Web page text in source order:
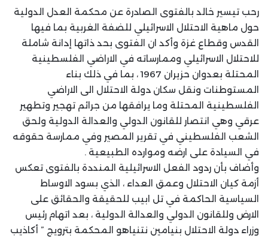
رحب تيسير خالد بالفتوى الصادرة عن محكمة العدل الدولية
حول ماهية الاحتلال الاسرائيلي للضفة الغربية بما فيها
القدس وقطاع غزة وأكد ان الفتوى بحد ذاتها إدانة شاملة
للاحتلال الاسرائيلي وممارساته في الاراضي الفلسطينية
المحتلة بعدوان حزيران 1967 ، بما في ذلك بناء
المستوطنات ونقل سكان دولة الاحتلال الى الاراضي
الفلسطينية المحتلة وما يرافقها من جرائم تهجير وتطهير
عرقي وهي انتصار للقانون الدولي والعدالة الدولية ولحق
الشعب الفلسطيني في تقرير المصير وفي ممارسة حقوقه
في السيادة على ارضه وموارده الطبيعية .
وأضاف بأن ردود الفعل الاسرائيلية المنددة بالفتوى تعكس
أزمة كيان الاحتلال وعمق العداء ، الذي بسود الاوساط
السياسية الحاكمة في تل ابيب للحقيقة والحقائق على
الارض وللقانون الدولي والعدالة الدولية ، بعد اتهام رئيس
وزراء دولة الاحتلال بنيامين نتنياهو المحكمة بترويج ” أكاذيب